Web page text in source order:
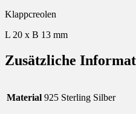
Klappcreolen
L 20 x B 13 mm
Zusätzliche
Material 925 Sterling Silber